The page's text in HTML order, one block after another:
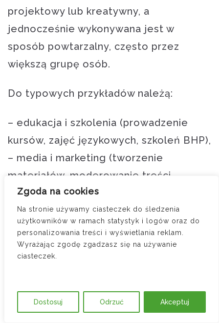
Zgoda na cookies
Na stronie używamy ciasteczek do śledzenia
użytkowników w ramach statystyk i logów oraz do
personalizowania treści i wyświetlania reklam.
Wyrażając zgodę zgadzasz się na używanie
ciasteczek.
Dostosuj Odrzuć Akceptuj
projektowy lub kreatywny, a
jednocześnie wykonywana jest w
sposób powtarzalny, często przez
większą grupę osób.
Do typowych przykładów należą:
– edukacja i szkolenia (prowadzenie
kursów, zajęć językowych, szkoleń BHP),
– media i marketing (tworzenie
materiałów, moderowanie treści,
obsługa profili społecznościowych),
– przemysł i usługi proste (pakowanie,
segregowanie, kontrola jakości, prace
pomocnicze),
materiałów audiowizualnych),
– IT i nowe technologie (tworzenie